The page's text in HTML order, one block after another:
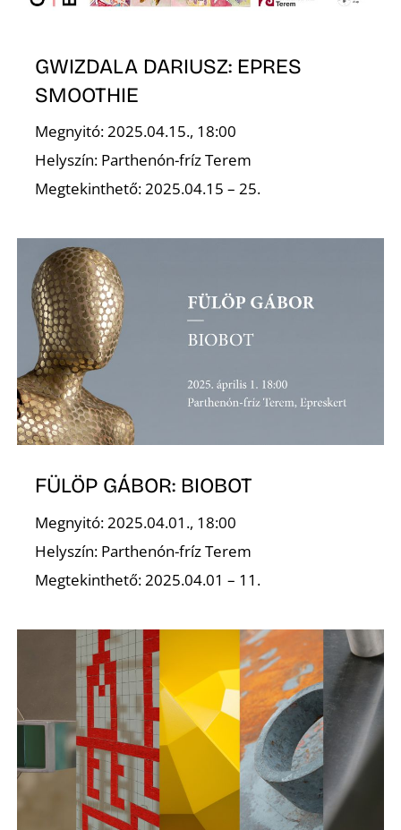
GWIZDALA DARIUSZ: EPRES
SMOOTHIE
Megnyitó: 2025.04.15., 18:00
Helyszín: Parthenón-fríz Terem
Megtekinthető: 2025.04.15 – 25.
FÜLÖP GÁBOR: BIOBOT
Megnyitó: 2025.04.01., 18:00
Helyszín: Parthenón-fríz Terem
Megtekinthető: 2025.04.01 – 11.